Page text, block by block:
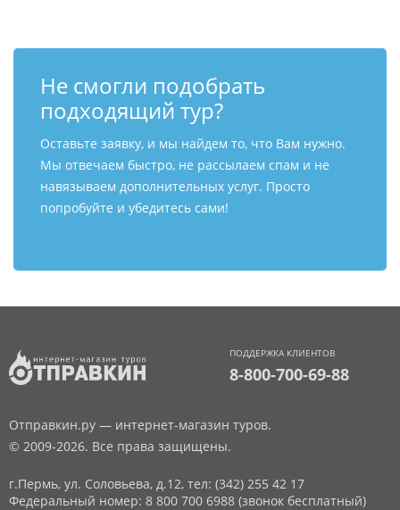
Не смогли подобрать
подходящий тур?
Оставьте заявку, и мы найдем то, что Вам нужно.
Мы отвечаем быстро, не рассылаем спам и не
навязываем дополнительных услуг. Просто
попробуйте и убедитесь сами!
ПОДДЕРЖКА КЛИЕНТОВ
8-800-700-69-88
Отправкин.ру — интернет-магазин туров.
© 2009-2026. Все права защищены.
г.Пермь, ул. Соловьева, д.12, тел: (342) 255 42 17
Федеральный номер: 8 800 700 6988 (звонок бесплатный)